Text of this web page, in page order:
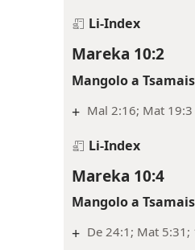
Li-Index
Mareka 10:2
Mangolo a
+ Mal 2:16; Mat 19:3
Li-Index
Mareka 10:4
Mangolo a
+ De 24:1; Mat 5:31;